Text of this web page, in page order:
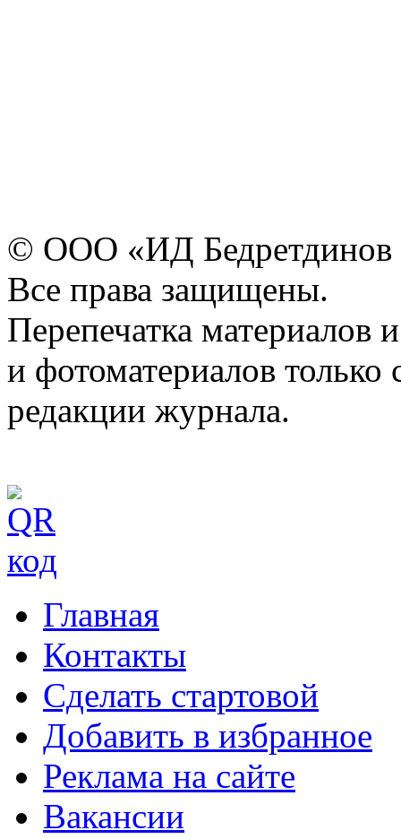
© ООО «ИД
Все права защищены.
Перепечатка материалов
и фотоматериалов
редакции журнала.
Главная
Контакты
Сделать стартовой
Добавить в избранное
Реклама на сайте
Вакансии